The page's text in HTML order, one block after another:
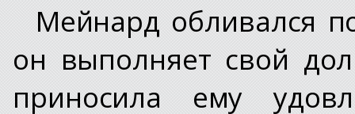
Мейнард обливался
он выполняет свой
приносила ему